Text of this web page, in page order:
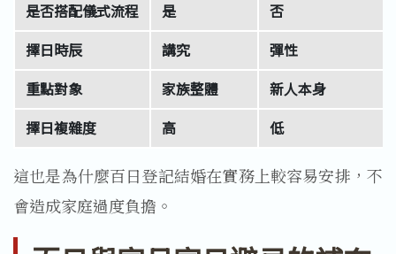
是否搭配儀式流程
是
否
擇日時辰
講究
彈性
重點對象
家族整體
新人本身
擇日複雜度
高 低
這也是為什麼百日登記結婚在實務上較容易安排，不
會造成家庭過度負擔。